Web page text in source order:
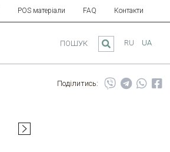
POS матеріали FAQ Контакти
RU UA
ПОШУК
Поділитись: